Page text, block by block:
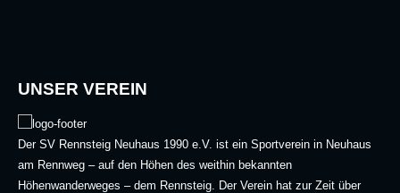
UNSER VEREIN
Der SV Rennsteig Neuhaus 1990 e.V. ist ein Sportverein in Neuhaus
am Rennweg – auf den Höhen des weithin bekannten
Höhenwanderweges – dem Rennsteig. Der Verein hat zur Zeit über